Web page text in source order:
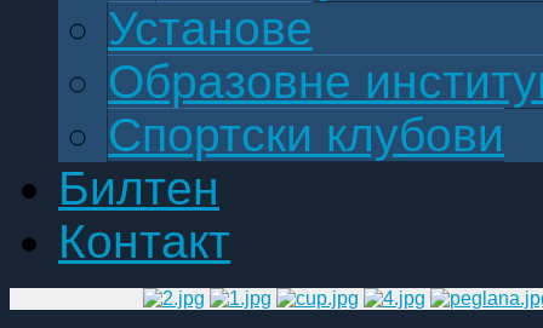
Установе
Образовне
Спортски клубови
Билтен
Контакт